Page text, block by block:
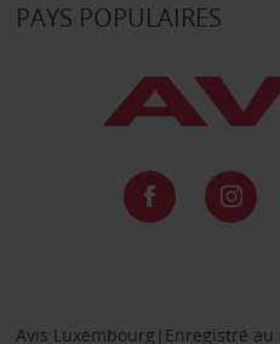
PAYS POPULAIRES
Avis Luxembourg|Enregistré au